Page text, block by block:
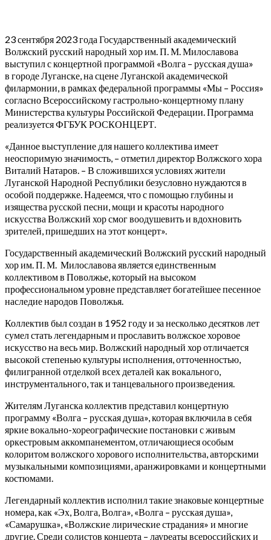
23 сентября 2023 года Государственный академический
Волжский русский народный хор им. П. М. Милославова
выступил с концертной программой «Волга – русская душа»
в городе Луганске, на сцене Луганской академической
филармонии, в рамках федеральной программы «Мы – Россия»
согласно Всероссийскому гастрольно-концертному плану
Министерства культуры Российской Федерации. Программа
реализуется ФГБУК РОСКОНЦЕРТ.
«Данное выступление для нашего коллектива имеет
неоспоримую значимость, – отметил директор Волжского хора
Виталий Натаров. – В сложившихся условиях жители
Луганской Народной Республики безусловно нуждаются в
особой поддержке. Надеемся, что с помощью глубины и
изящества русской песни, мощи и красоты народного
искусства Волжский хор смог воодушевить и вдохновить
зрителей, пришедших на этот концерт».
Государственный академический Волжский русский народный
хор им. П. М. Милославова является единственным
коллективом в Поволжье, который на высоком
профессиональном уровне представляет богатейшее песенное
наследие народов Поволжья.
Коллектив был создан в 1952 году и за несколько десятков лет
сумел стать легендарным и прославить волжское хоровое
искусство на весь мир. Волжский народный хор отличается
высокой степенью культуры исполнения, отточенностью,
филигранной отделкой всех деталей как вокального,
инструментального, так и танцевального произведения.
Жителям Луганска коллектив представил концертную
программу «Волга – русская душа», которая включила в себя
яркие вокально-хореографические постановки с живым
оркестровым аккомпанементом, отличающиеся особым
колоритом волжского хорового исполнительства, авторскими
музыкальными композициями, аранжировками и концертными
костюмами.
Легендарный коллектив исполнил такие знаковые концертные
номера, как «Эх, Волга, Волга», «Волга – русская душа»,
«Самарушка», «Волжские лирические страдания» и многие
другие. Среди солистов концерта – лауреаты всероссийских и